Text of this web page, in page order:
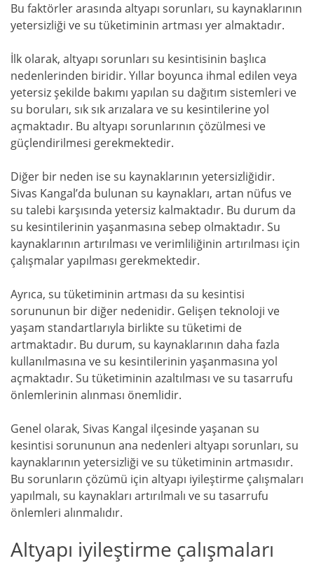
Bu faktörler arasında altyapı sorunları, su kaynaklarının
yetersizliği ve su tüketiminin artması yer almaktadır.
İlk olarak, altyapı sorunları su kesintisinin başlıca
nedenlerinden biridir. Yıllar boyunca ihmal edilen veya
yetersiz şekilde bakımı yapılan su dağıtım sistemleri ve
su boruları, sık sık arızalara ve su kesintilerine yol
açmaktadır. Bu altyapı sorunlarının çözülmesi ve
güçlendirilmesi gerekmektedir.
Diğer bir neden ise su kaynaklarının yetersizliğidir.
Sivas Kangal’da bulunan su kaynakları, artan nüfus ve
su talebi karşısında yetersiz kalmaktadır. Bu durum da
su kesintilerinin yaşanmasına sebep olmaktadır. Su
kaynaklarının artırılması ve verimliliğinin artırılması için
çalışmalar yapılması gerekmektedir.
Ayrıca, su tüketiminin artması da su kesintisi
sorununun bir diğer nedenidir. Gelişen teknoloji ve
yaşam standartlarıyla birlikte su tüketimi de
artmaktadır. Bu durum, su kaynaklarının daha fazla
kullanılmasına ve su kesintilerinin yaşanmasına yol
açmaktadır. Su tüketiminin azaltılması ve su tasarrufu
önlemlerinin alınması önemlidir.
Genel olarak, Sivas Kangal ilçesinde yaşanan su
kesintisi sorununun ana nedenleri altyapı sorunları, su
kaynaklarının yetersizliği ve su tüketiminin artmasıdır.
Bu sorunların çözümü için altyapı iyileştirme çalışmaları
yapılmalı, su kaynakları artırılmalı ve su tasarrufu
önlemleri alınmalıdır.
Altyapı iyileştirme çalışmaları